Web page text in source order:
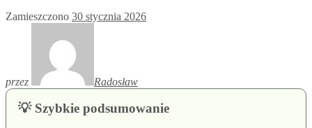
Zamieszczono 30 stycznia 2026
przez Radosław
💡 Szybkie podsumowanie